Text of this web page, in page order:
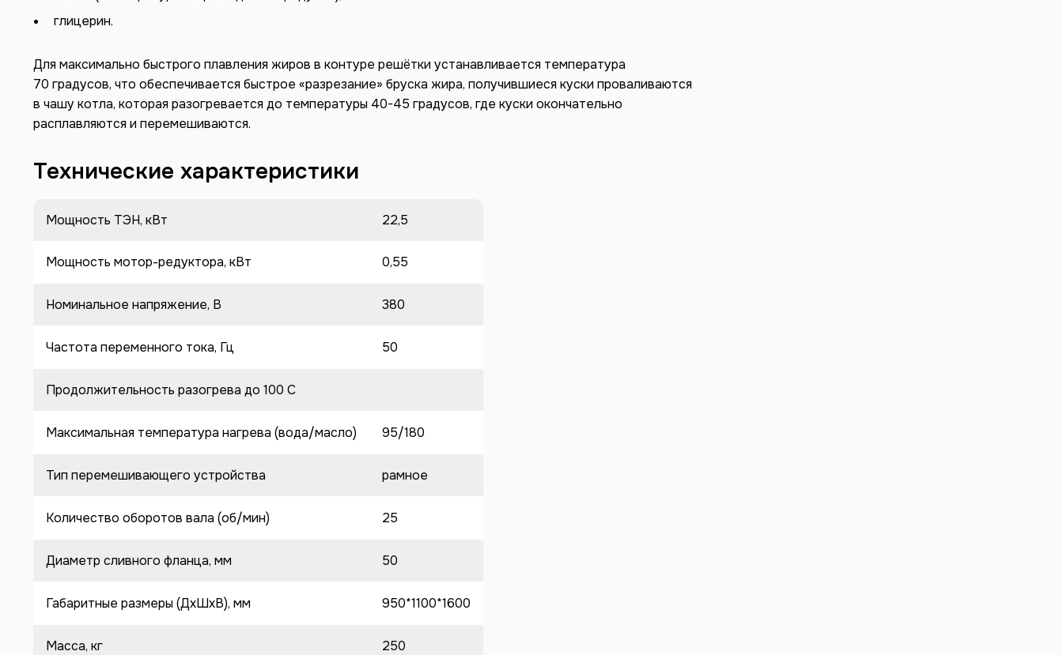
глицерин.
Для максимально быстрого плавления жиров в контуре решётки устанавливается температура
70 градусов, что обеспечивается быстрое «разрезание» бруска жира, получившиеся куски проваливаются
в чашу котла, которая разогревается до температуры 40-45 градусов, где куски окончательно
расплавляются и перемешиваются.
Технические характеристики
Мощность ТЭН, кВт 22,5
Мощность мотор-редуктора, кВт 0,55
Номинальное напряжение, В 380
Частота переменного тока, Гц 50
Продолжительность разогрева до 100 C
Максимальная температура нагрева (вода/масло) 95/180
Тип перемешивающего устройства рамное
Количество оборотов вала (об/мин) 25
Диаметр сливного фланца, мм 50
Габаритные размеры (ДхШхВ), мм 950*1100*1600
Масса, кг 250